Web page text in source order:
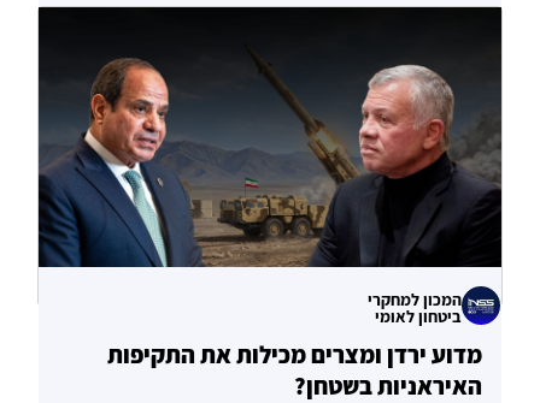
עוקף הורמוז? ההימור האסטרטגי הבעייתי
04.08.2026
המכון למחקרי
ביטחון לאומי
מדוע ירדן ומצרים מכילות את התקיפות
האיראניות בשטחן?